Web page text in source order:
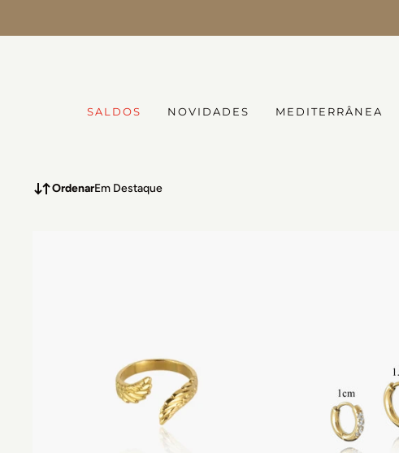
SALDOS NOVIDADES MEDITERRÂNEA
OrdenarEm Destaque